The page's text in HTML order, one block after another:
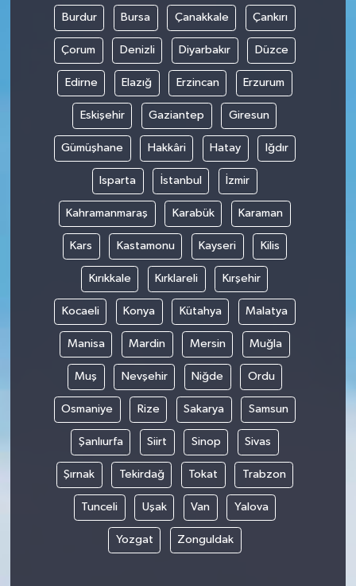
Burdur Bursa Çanakkale Çankırı
Çorum Denizli Diyarbakır Düzce
Edirne Elazığ Erzincan Erzurum
Eskişehir Gaziantep Giresun
Gümüşhane Hakkâri Hatay Iğdır
Isparta İstanbul İzmir
Kahramanmaraş Karabük Karaman
Kars Kastamonu Kayseri Kilis
Kırıkkale Kırklareli Kırşehir
Kocaeli Konya Kütahya Malatya
Manisa Mardin Mersin Muğla
Muş Nevşehir Niğde Ordu
Osmaniye Rize Sakarya Samsun
Şanlıurfa Siirt Sinop Sivas
Şırnak Tekirdağ Tokat Trabzon
Tunceli Uşak Van Yalova
Yozgat Zonguldak